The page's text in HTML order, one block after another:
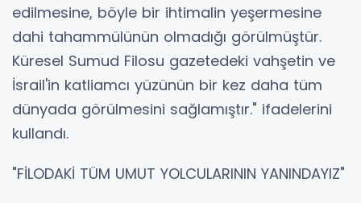
edilmesine, böyle bir ihtimalin yeşermesine
dahi tahammülünün olmadığı görülmüştür.
Küresel Sumud Filosu gazetedeki vahşetin ve
İsrail'in katliamcı yüzünün bir kez daha tüm
dünyada görülmesini sağlamıştır." ifadelerini
kullandı.
"FİLODAKİ TÜM UMUT YOLCULARININ YANINDAYIZ"